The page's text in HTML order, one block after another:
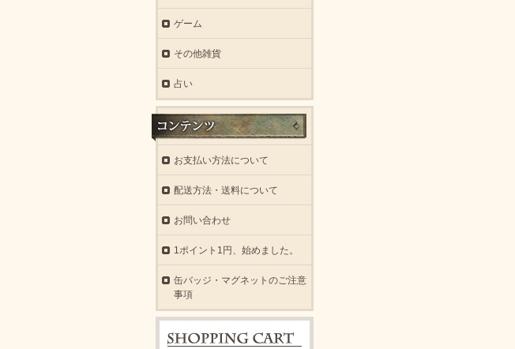
ゲーム
その他雑貨
占い
お支払い方法について
配送方法・送料について
お問い合わせ
1ポイント1円、始めました。
缶バッジ・マグネットのご注意
事項